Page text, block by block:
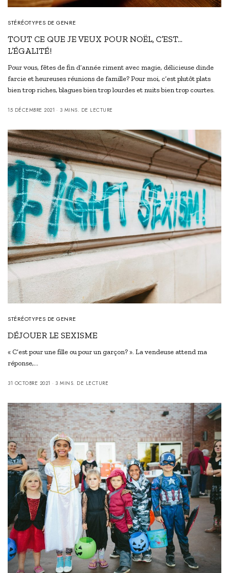
STÉRÉOTYPES DE GENRE
TOUT CE QUE JE VEUX POUR NOËL, C’EST…
L’ÉGALITÉ!
Pour vous, fêtes de fin d’année riment avec magie, délicieuse dinde
farcie et heureuses réunions de famille? Pour moi, c’est plutôt plats
bien trop riches, blagues bien trop lourdes et nuits bien trop courtes.
15 DÉCEMBRE 2021 3 MINS. DE LECTURE
STÉRÉOTYPES DE GENRE
DÉJOUER LE SEXISME
« C’est pour une fille ou pour un garçon? ». La vendeuse attend ma
réponse,…
31 OCTOBRE 2021 3 MINS. DE LECTURE